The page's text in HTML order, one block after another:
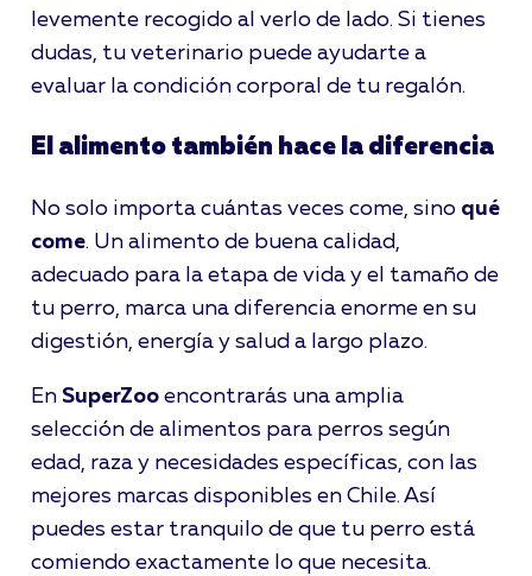
levemente recogido al verlo de lado. Si tienes
dudas, tu veterinario puede ayudarte a
evaluar la condición corporal de tu regalón.
El alimento también hace la diferencia
No solo importa cuántas veces come, sino qué
come. Un alimento de buena calidad,
adecuado para la etapa de vida y el tamaño de
tu perro, marca una diferencia enorme en su
digestión, energía y salud a largo plazo.
En SuperZoo encontrarás una amplia
selección de alimentos para perros según
edad, raza y necesidades específicas, con las
mejores marcas disponibles en Chile. Así
puedes estar tranquilo de que tu perro está
comiendo exactamente lo que necesita.